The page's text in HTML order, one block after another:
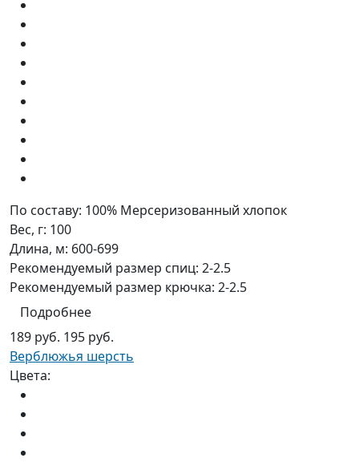
По составу: 100% Мерсеризованный хлопок
Вес, г: 100
Длина, м: 600-699
Рекомендуемый размер спиц: 2-2.5
Рекомендуемый размер крючка: 2-2.5
Подробнее
189 руб. 195 руб.
Верблюжья шерсть
Цвета: